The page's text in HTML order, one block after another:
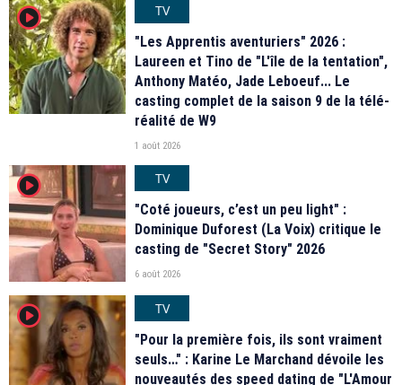
player2
TV
"Les Apprentis aventuriers" 2026 :
Laureen et Tino de "L'île de la tentation",
Anthony Matéo, Jade Leboeuf... Le
casting complet de la saison 9 de la télé-
réalité de W9
1 août 2026
player2
TV
"Coté joueurs, c’est un peu light" :
Dominique Duforest (La Voix) critique le
casting de "Secret Story" 2026
6 août 2026
player2
TV
"Pour la première fois, ils sont vraiment
seuls…" : Karine Le Marchand dévoile les
nouveautés des speed dating de "L'Amour